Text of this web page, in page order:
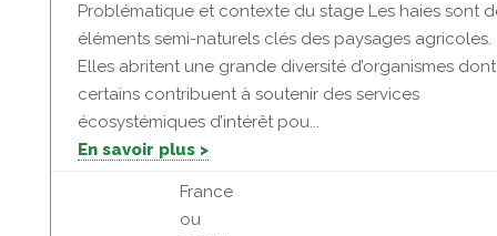
Problématique et contexte du stage Les haies sont
éléments semi-naturels clés des paysages agricoles.
Elles abritent une grande diversité d’organismes dont
certains contribuent à soutenir des services
écosystémiques d’intérêt pou...
En savoir plus >
France
ou